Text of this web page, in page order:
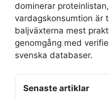
dominerar
vardagskonsumtion är
baljväxterna mest
genomgång med
svenska databaser.
Senaste artiklar